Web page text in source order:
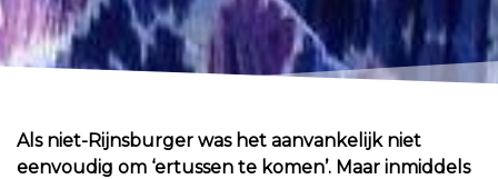
Als niet-Rijnsburger was het aanvankelijk niet
eenvoudig om ‘ertussen te komen’. Maar inmiddels